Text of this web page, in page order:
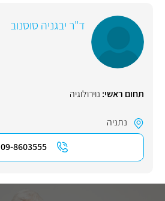
ד"ר יבגניה סוסנוב
תחום ראשי: נוירולוגיה
נתניה
09-8603555